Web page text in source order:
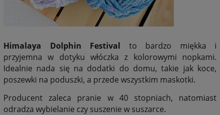
Himalaya Dolphin Festival to bardzo miękka i
przyjemna w dotyku włóczka z kolorowymi nopkami.
Idealnie nada się na dodatki do domu, takie jak koce,
poszewki na poduszki, a przede wszystkim maskotki.
Producent zaleca pranie w 40 stopniach, natomiast
odradza wybielanie czy suszenie w suszarce.